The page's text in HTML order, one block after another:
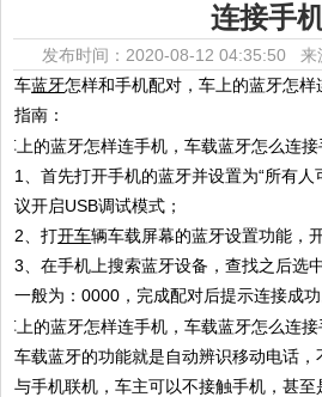
连接手
发布时间：2020-08-12 04:35:50
车蓝牙怎样和手机配对，车上的蓝牙怎
指南：
1、首先打开手机的蓝牙并设置为“所有人
议开启USB调试模式；
2、打开车辆车载屏幕的蓝牙设置功能，
3、在手机上搜索蓝牙设备，查找之后选
一般为：0000，完成配对后提示连接成功
车载蓝牙的功能就是自动辨识移动电话
与手机联机，车主可以不接触手机，甚